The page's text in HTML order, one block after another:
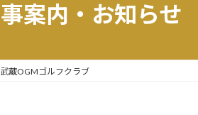
案内・お知らせ
蔵OGMゴルフクラブ